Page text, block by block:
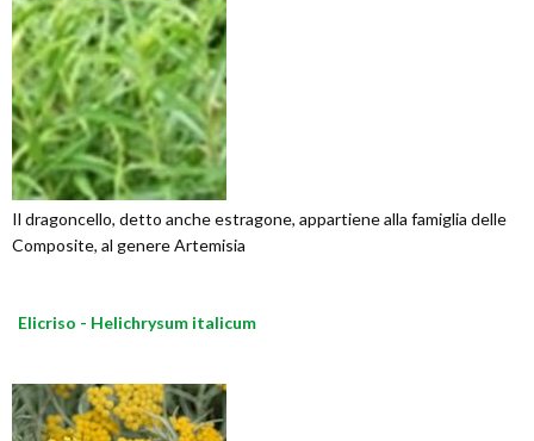
Il dragoncello, detto anche estragone, appartiene alla famiglia delle
Composite, al genere Artemisia
Elicriso - Helichrysum italicum